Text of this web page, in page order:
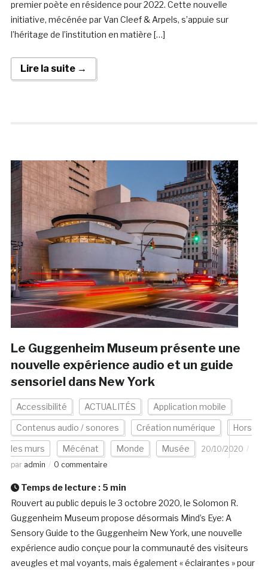
premier poète en résidence pour 2022. Cette nouvelle
initiative, mécénée par Van Cleef & Arpels, s’appuie sur
l’héritage de l’institution en matière […]
Lire la suite →
Le Guggenheim Museum présente une
nouvelle expérience audio et un guide
sensoriel dans New York
Accessibilité ACTUALITÉS Application mobile
Contenus audio / sonores Création numérique Hors
les murs Mécénat Monde Musée
20/10/2020
par admin 0 commentaire
Temps de lecture : 5 min
Rouvert au public depuis le 3 octobre 2020, le Solomon R.
Guggenheim Museum propose désormais Mind’s Eye: A
Sensory Guide to the Guggenheim New York, une nouvelle
expérience audio conçue pour la communauté des visiteurs
aveugles et mal voyants, mais également « éclairantes » pour